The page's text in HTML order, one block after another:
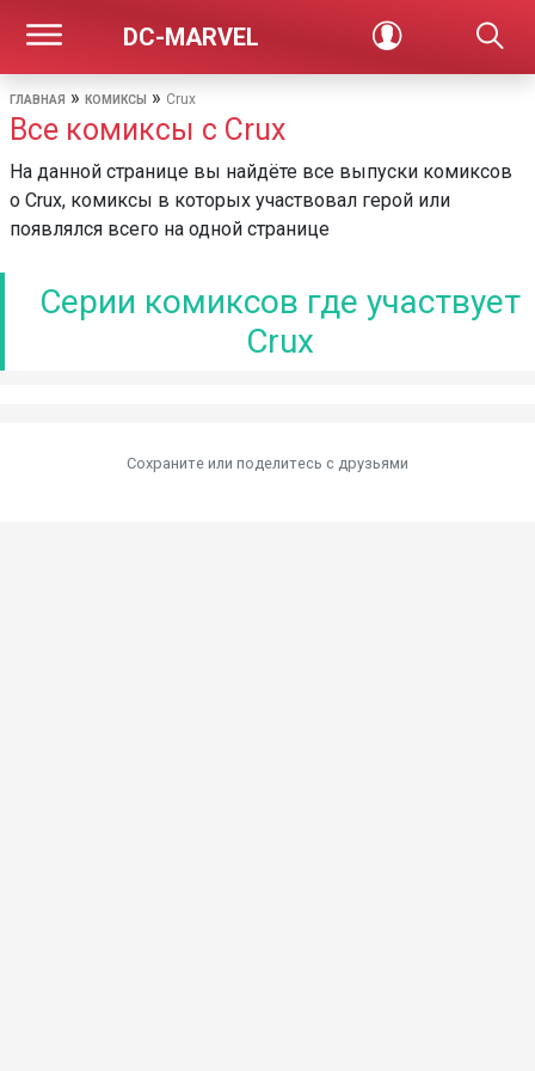
DC-MARVEL
ГЛАВНАЯ » КОМИКСЫ » Crux
Все комиксы с Crux
На данной странице вы найдёте все выпуски комиксов
о Crux, комиксы в которых участвовал герой или
появлялся всего на одной странице
Серии комиксов где участвует
Crux
Сохраните или поделитесь c друзьями